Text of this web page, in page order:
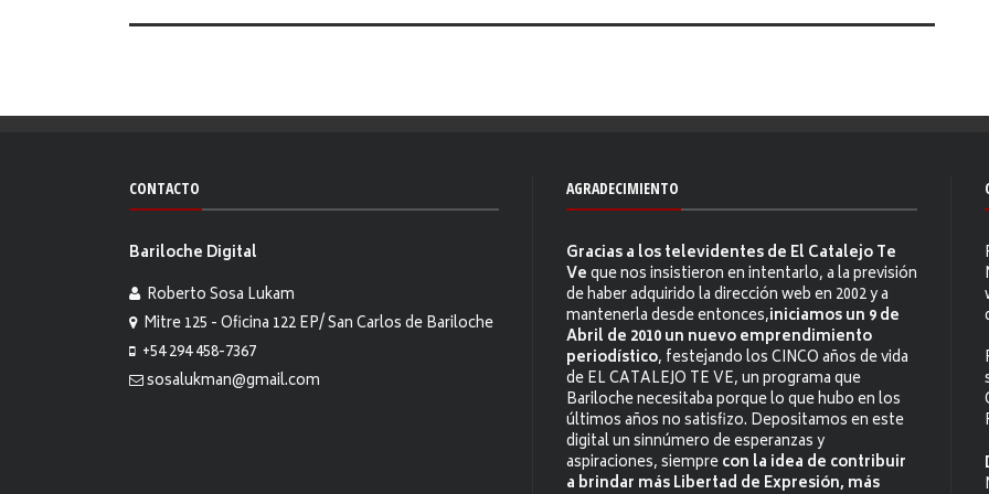
CONTACTO
Bariloche Digital
Roberto Sosa Lukam
Mitre 125 - Oficina 122 EP/ San Carlos de Bariloche
+54 294 458-7367
sosalukman@gmail.com
AGRADECIMIENTO
Gracias a los televidentes de El Catalejo Te
Veque nos insistieron en intentarlo, a la previsión
de haber adquirido la dirección web en 2002 y a
mantenerla desde entonces,iniciamos un 9 de
Abril de 2010 un nuevo emprendimiento
periodístico, festejando los CINCO años de vida
de EL CATALEJO TE VE, un programa que
Bariloche necesitaba porque lo que hubo en los
últimos años no satisfizo. Depositamos en este
digital un sinnúmero de esperanzas y
aspiraciones, siemprecon la idea de contribuir
a brindar más Libertad de Expresión, más